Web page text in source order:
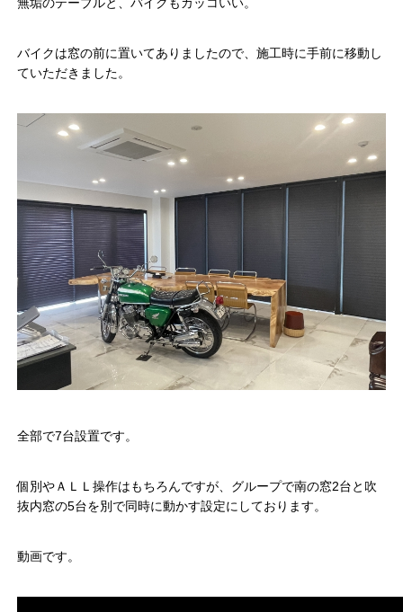
無垢のテーブルと、バイクもカッコいい。
バイクは窓の前に置いてありましたので、施工時に手前に移動し
ていただきました。
全部で7台設置です。
個別やＡＬＬ操作はもちろんですが、グループで南の窓2台と吹
抜内窓の5台を別で同時に動かす設定にしております。
動画です。